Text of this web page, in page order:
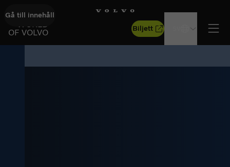
Gå till innehåll
WORLD
OF VOLVO
GÅ TILL STARTSIDAN Biljett